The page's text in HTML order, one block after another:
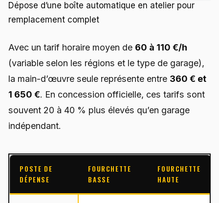
Dépose d’une boîte automatique en atelier pour
remplacement complet
Avec un tarif horaire moyen de 60 à 110 €/h
(variable selon les régions et le type de garage),
la main-d’œuvre seule représente entre 360 € et
1 650 €. En concession officielle, ces tarifs sont
souvent 20 à 40 % plus élevés qu’en garage
indépendant.
POSTE DE
DÉPENSE
FOURCHETTE
BASSE
FOURCHETTE
HAUTE